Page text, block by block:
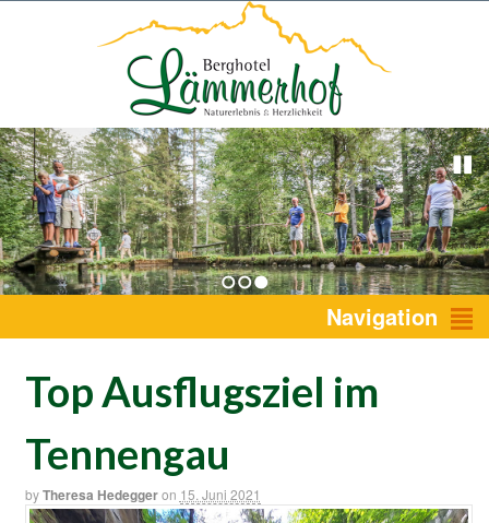
1 2 3 Navigation
Top Ausflugsziel im
Tennengau
byTheresa Hedeggeron 15. Juni 2021